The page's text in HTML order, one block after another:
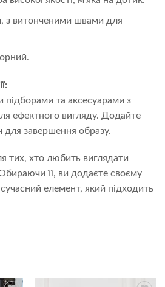
з витонченими швами для
підборами та аксесуарами з
ефектного вигляду. Додайте
для завершення образу.
тих, хто любить виглядати
її, ви додаєте своєму
елемент, який підходить